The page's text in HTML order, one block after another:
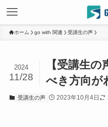
ホーム go with 関連 受講生の声
【受講生
べき方向が
2024
11/28
受講生の声 2023年10月4日